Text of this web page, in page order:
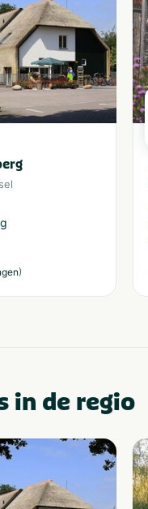
)
in de regio